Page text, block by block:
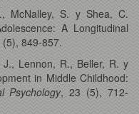
McNalley, S. y Shea, C.
A Longitudinal
(5), 849-857.
Lennon, R., Beller, R. y
in Middle Childhood:
Psychology, 23 (5), 712-